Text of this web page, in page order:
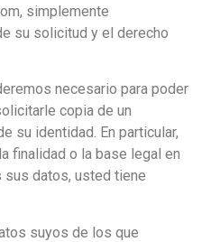
simplemente
su solicitud y el derecho
necesario para poder
copia de un
su identidad. En particular,
finalidad o la base legal en
sus datos, usted tiene
suyos de los que